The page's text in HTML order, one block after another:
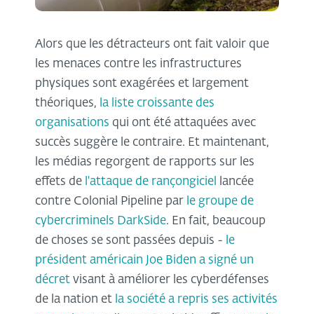
Alors que les détracteurs ont fait valoir que
les menaces contre les infrastructures
physiques sont exagérées et largement
théoriques, la liste croissante des
organisations qui ont été attaquées avec
succès suggère le contraire. Et maintenant,
les médias regorgent de rapports sur les
effets de l'attaque de rançongiciel
lancée
contre Colonial Pipeline par le groupe de
cybercriminels DarkSide. En fait, beaucoup
de choses se sont passées depuis - le
président américain Joe Biden a signé un
décret visant à améliorer les cyberdéfenses
de la nation et la société a repris ses activités